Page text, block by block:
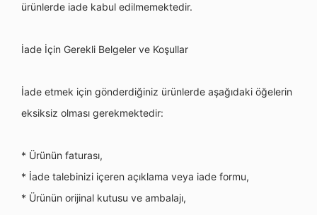
ürünlerde iade kabul edilmemektedir.
İade İçin Gerekli Belgeler ve Koşullar
İade etmek için gönderdiğiniz ürünlerde aşağıdaki öğelerin
eksiksiz olması gerekmektedir:
* Ürünün faturası,
* İade talebinizi içeren açıklama veya iade formu,
* Ürünün orijinal kutusu ve ambalajı,